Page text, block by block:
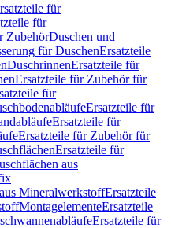
für
für
ZubehörDuschen und
für DuschenErsatzteile
DuschrinnenErsatzteile für
Ersatzteile für Zubehör für
für
Ersatzteile für
Ersatzteile für
Ersatzteile für Zubehör für
Ersatzteile für
aus
MineralwerkstoffErsatzteile
MontagelementeErsatzteile
Ersatzteile für